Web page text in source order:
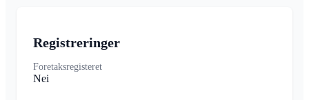
Registreringer
Foretaksregisteret
Nei